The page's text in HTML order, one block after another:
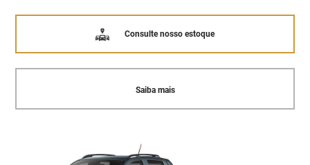
Consulte nosso estoque
Saiba mais